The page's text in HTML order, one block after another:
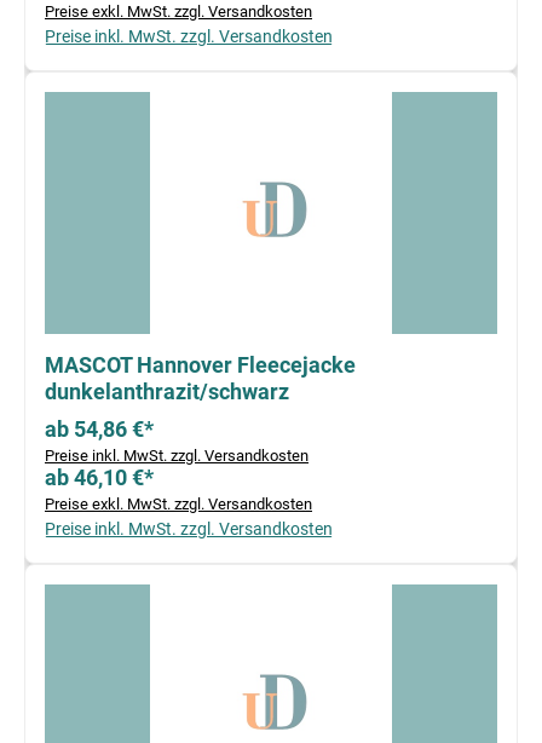
Preise exkl. MwSt. zzgl. Versandkosten
Preise inkl. MwSt. zzgl. Versandkosten
MASCOT Hannover Fleecejacke
dunkelanthrazit/schwarz
ab 54,86 €*
Preise inkl. MwSt. zzgl. Versandkosten
ab 46,10 €*
Preise exkl. MwSt. zzgl. Versandkosten
Preise inkl. MwSt. zzgl. Versandkosten